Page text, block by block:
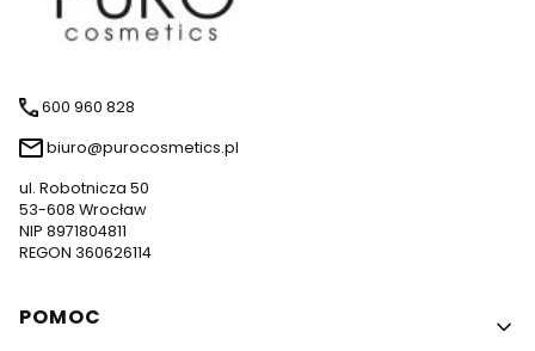
600 960 828
biuro@purocosmetics.pl
ul. Robotnicza 50
53-608 Wrocław
NIP 8971804811
REGON 360626114
Linki w stopce
POMOC